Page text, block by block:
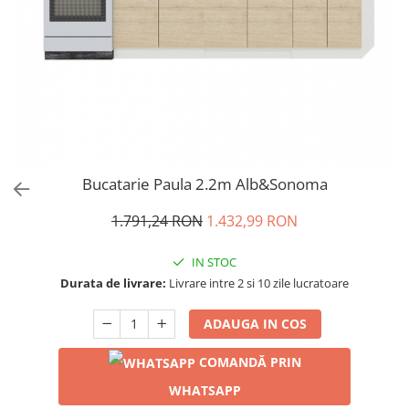
Bucatarie Paula 2.2m Alb&Sonoma
1.791,24 RON 1.432,99 RON
IN STOC
Durata de livrare: Livrare intre 2 si 10 zile lucratoare
ADAUGA IN COS
COMANDĂ PRIN
WHATSAPP